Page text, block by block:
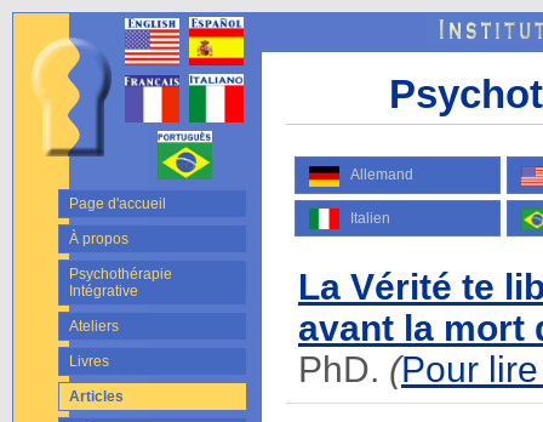
Page d'accueil
À propos
Psychothérapie
Intégrative
Ateliers
Livres
Articles
Allemand
Italien
La Vérité te
avant la mort
PhD. (Pour